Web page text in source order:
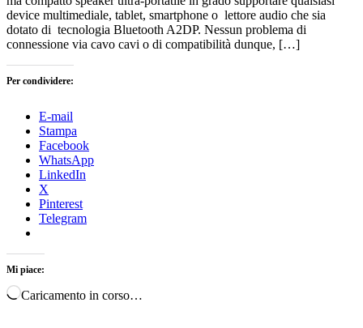
device multimediale, tablet, smartphone o lettore audio che sia
dotato di tecnologia Bluetooth A2DP. Nessun problema di
connessione via cavo cavi o di compatibilità dunque, […]
Per condividere:
E-mail
Stampa
Facebook
WhatsApp
LinkedIn
X
Pinterest
Telegram
Mi piace:
Caricamento in corso…